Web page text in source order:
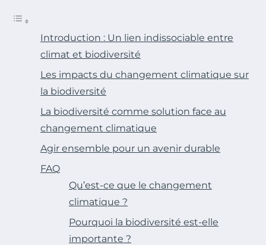
Introduction : Un lien indissociable entre
climat et biodiversité
Les impacts du changement climatique sur
la biodiversité
La biodiversité comme solution face au
changement climatique
Agir ensemble pour un avenir durable
FAQ
Qu’est-ce que le changement
climatique ?
Pourquoi la biodiversité est-elle
importante ?